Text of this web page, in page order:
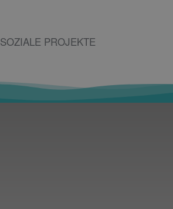
SOZIALE PROJEKTE